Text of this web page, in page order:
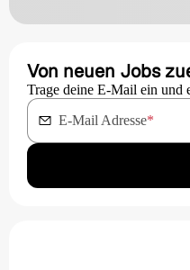
Von neuen Jobs
Trage deine E-Mail ein und
E-Mail Adresse*